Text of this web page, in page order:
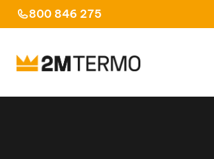
al
800 846 275